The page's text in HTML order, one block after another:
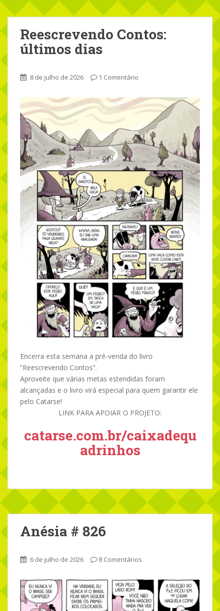
Reescrevendo Contos:
últimos dias
8 de julho de 2026 1 Comentário
Encerra esta semana a pré-venda do livro
“Reescrevendo Contos”.
Aproveite que várias metas estendidas foram
alcançadas e o livro virá especial para quem garantir ele
pelo Catarse!
LINK PARA APOIAR O PROJETO:
catarse.com.br/caixadequ
adrinhos
Anésia # 826
6 de julho de 2026 8 Comentários